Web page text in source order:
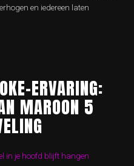
en iedereen laten
ERVARING:
MAROON 5
in je hoofd blijft hangen